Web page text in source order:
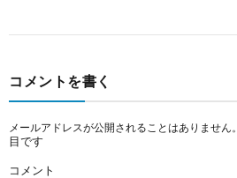
コメントを書く
メールアドレスが公開されることはありません。
目です
コメント